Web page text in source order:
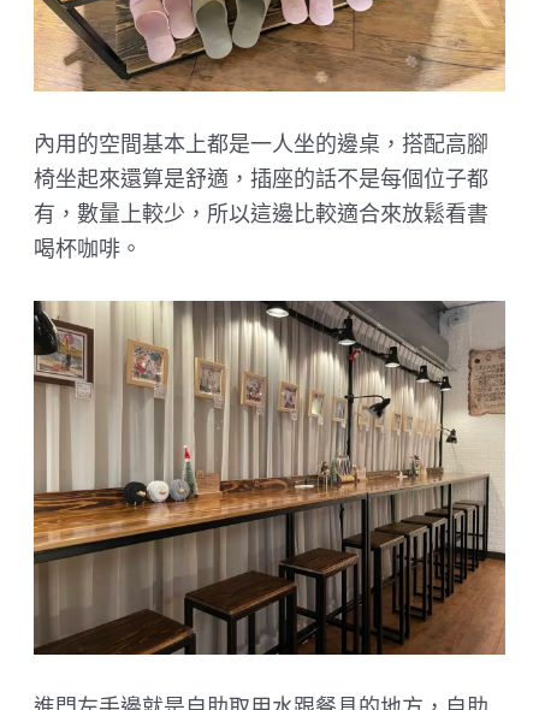
內用的空間基本上都是一人坐的邊桌，搭配高腳
椅坐起來還算是舒適，插座的話不是每個位子都
有，數量上較少，所以這邊比較適合來放鬆看書
喝杯咖啡。